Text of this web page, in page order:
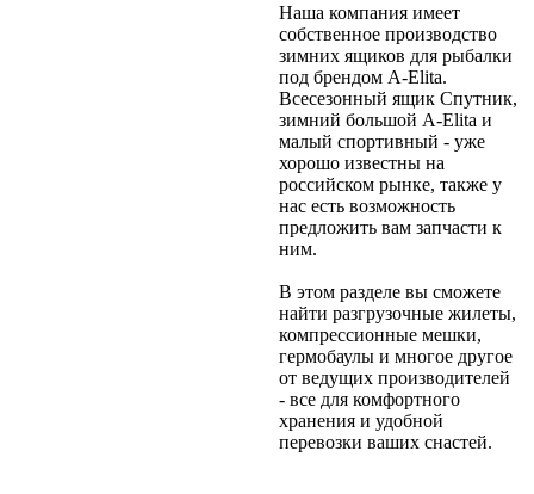
Наша компания имеет
собственное производство
зимних ящиков для рыбалки
под брендом A-Elita.
Всесезонный ящик Спутник,
зимний большой А-Elita и
малый спортивный - уже
хорошо известны на
российском рынке, также у
нас есть возможность
предложить вам запчасти к
ним.
В этом разделе вы сможете
найти разгрузочные жилеты,
компрессионные мешки,
гермобаулы и многое другое
от ведущих производителей
- все для комфортного
хранения и удобной
перевозки ваших снастей.